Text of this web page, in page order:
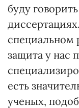
буду
специальном
защита у нас
есть
ученых,